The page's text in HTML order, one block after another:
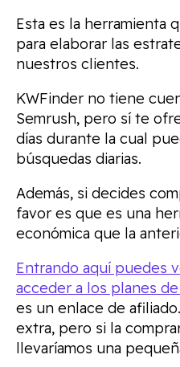
Esta es la herramienta
para elaborar las
nuestros clientes.
KWFinder no tiene
Semrush, pero sí te
días durante la cual
búsquedas diarias.
Además, si decides
favor es que es una
económica que la
Entrando aquí puedes
acceder a los planes
es un enlace de
extra, pero si la
llevaríamos una